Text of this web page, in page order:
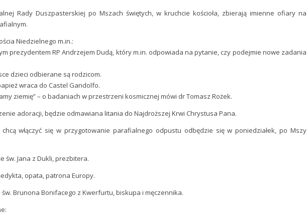
Rady Duszpasterskiej po Mszach świętych, w kruchcie kościoła, zbierają imienne ofiary na
Niedzielnego m.in.:
prezydentem RP Andrzejem Dudą, który m.in. odpowiada na pytanie, czy podejmie nowe zadania
dzieci odbierane są rodzicom.
wraca do Castel Gandolfo.
ziemię” – o badaniach w przestrzeni kosmicznej mówi dr Tomasz Rożek.
adoracji, będzie odmawiana litania do Najdroższej Krwi Chrystusa Pana.
włączyć się w przygotowanie parafialnego odpustu odbędzie się w poniedziałek, po Mszy
św. Jana z Dukli, prezbitera.
opata, patrona Europy.
Brunona Bonifacego z Kwerfurtu, biskupa i męczennika.